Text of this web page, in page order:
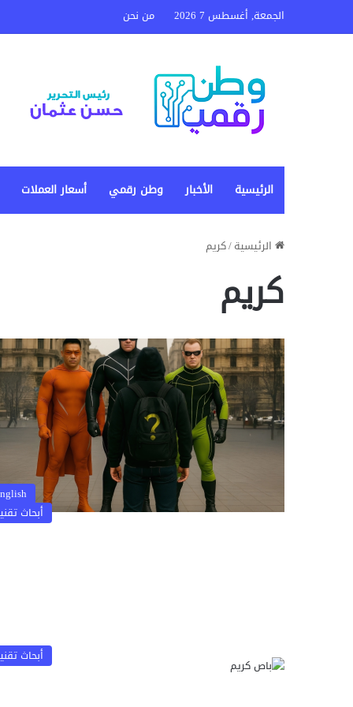
الجمعة, أغسطس 7 2026 من نحن
الرئيسية الأخبار وطن رقمي أسعار العملات
الرئيسية/كريم
كريم
أبحاث
أبحاث